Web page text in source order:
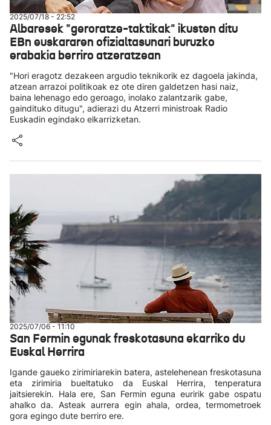
2025/07/18 - 22:52
Albaresek "geroratze-taktikak" ikusten ditu
EBn euskararen ofizialtasunari buruzko
erabakia berriro atzeratzean
"Hori eragotz dezakeen argudio teknikorik ez dagoela jakinda,
atzean arrazoi politikoak ez ote diren galdetzen hasi naiz,
baina lehenago edo geroago, inolako zalantzarik gabe,
gaindituko ditugu", adierazi du Atzerri ministroak Radio
Euskadin egindako elkarrizketan.
2025/07/06 - 11:10
San Fermin egunak freskotasuna ekarriko du
Euskal Herrira
Igande gaueko zirimiriarekin batera, astelehenean freskotasuna
eta zirimiria bueltatuko da Euskal Herrira, tenperatura
jaitsierekin. Hala ere, San Fermin eguna euririk gabe ospatu
ahalko da. Asteak aurrera egin ahala, ordea, termometroek
gora egingo dute berriro ere.